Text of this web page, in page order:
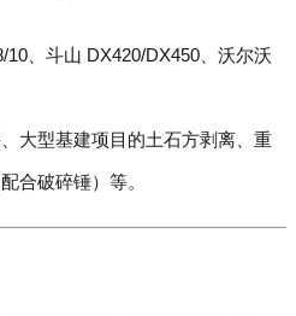
10、斗山 DX420/DX450、沃尔沃
大型基建项目的土石方剥离、重
合破碎锤）等。